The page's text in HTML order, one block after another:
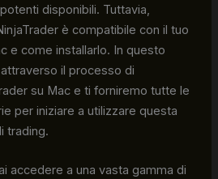
disponibili. Tuttavia,
è compatibile con il tuo
e come installarlo. In questo
il processo di
su Mac e ti forniremo tutte le
per iniziare a utilizzare questa
trading.
accedere a una vasta gamma di